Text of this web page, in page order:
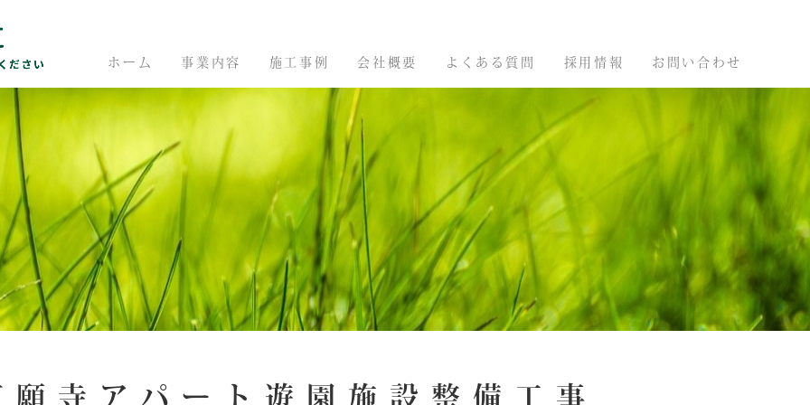
ホーム 事業内容 施工事例 会社概要 よくある質問 採用情報 お問い合わせ
願寺アパート遊園施設整備工事